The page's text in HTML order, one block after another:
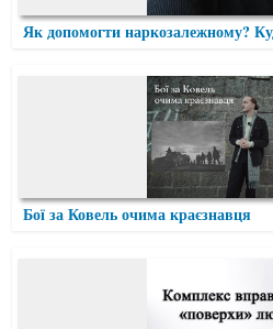
Як допомогти наркозалежному?
Бої за Ковель очима краєзнавця